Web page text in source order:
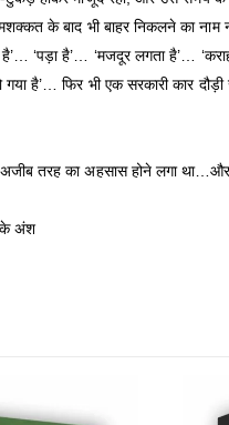
के बाद भी बाहर निकलने का
‘पड़ा है’… ‘मजदूर लगता है’… ‘कराह
है’… फिर भी एक सरकारी कार
तरह का अहसास होने लगा था…और
के अंश